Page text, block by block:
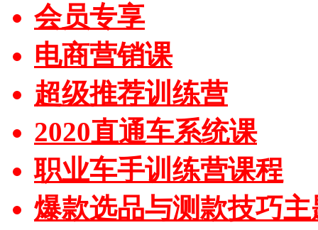
会员专享
电商营销课
超级推荐训练营
2020直通车系统课
职业车手训练营课程
爆款选品与测款技巧主